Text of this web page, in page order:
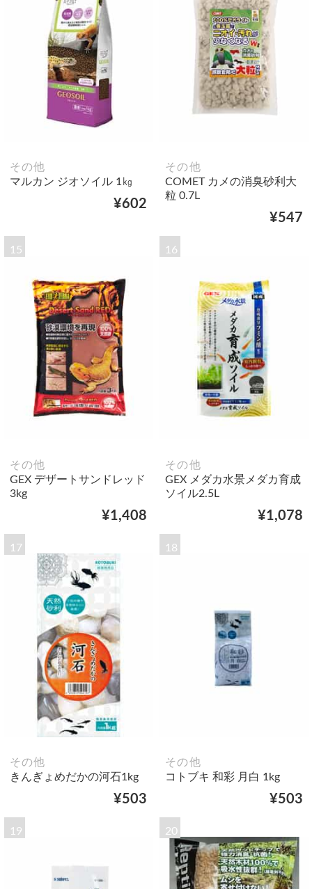
その他
マルカン ジオソイル 1㎏
¥602
その他
COMET カメの消臭砂利大
粒 0.7L
¥547
15
その他
GEX デザートサンドレッド
3kg
¥1,408
16
その他
GEX メダカ水景メダカ育成
ソイル2.5L
¥1,078
17
その他
きんぎょめだかの河石1kg
¥503
18
その他
コトブキ 和彩 月白 1kg
¥503
19 20